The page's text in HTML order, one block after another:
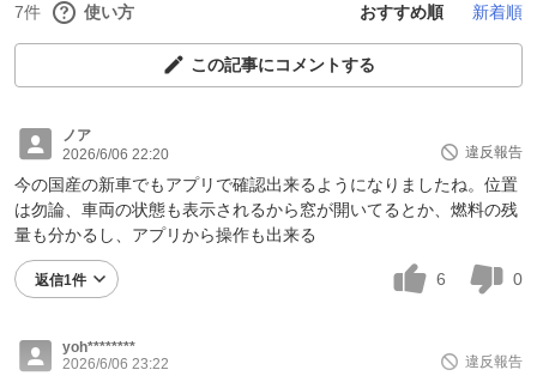
7件 使い方 おすすめ順 新着順
この記事にコメントする
ノア
2026/6/06 22:20
違反報告
今の国産の新車でもアプリで確認出来るようになりましたね。位置
は勿論、車両の状態も表示されるから窓が開いてるとか、燃料の残
量も分かるし、アプリから操作も出来る
返信1件 6 0
yoh********
2026/6/06 23:22
違反報告